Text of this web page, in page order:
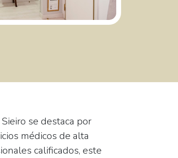
se destaca por
médicos de alta
calificados, este